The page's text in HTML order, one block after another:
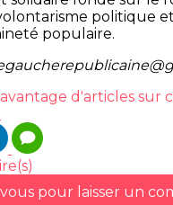
volontarisme politique
populaire.
d'articles sur
pour laisser un